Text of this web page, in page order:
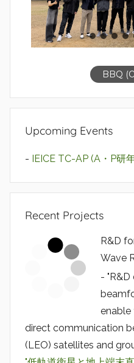
BBQ
Upcoming Events
- IEICE TC-AP (A・P研
Recent Projects
R&D
Wave
-
enable
direct communication
(LEO) satellites and